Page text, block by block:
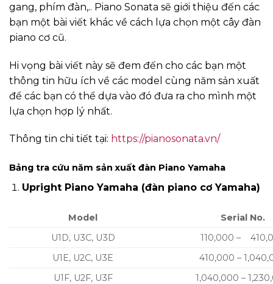
gang, phím đàn,.. Piano Sonata sẽ giới thiệu đến các
bạn một bài viết khác về cách lựa chọn một cây đàn
piano cơ cũ.
Hi vọng bài viết này sẽ đem đến cho các bạn một
thông tin hữu ích về các model cùng năm sản xuất
để các bạn có thể dựa vào đó đưa ra cho mình một
lựa chọn hợp lý nhất.
Thông tin chi tiết tại: https://pianosonata.vn/
Bảng tra cứu năm sản xuất đàn Piano Yamaha
Upright Piano Yamaha (đàn piano cơ Yamaha)
Model
Serial No.
U1D, U3C, U3D
110,000 –
U1E, U2C, U3E
410,000 –
U1F, U2F, U3F
1,040,000 –